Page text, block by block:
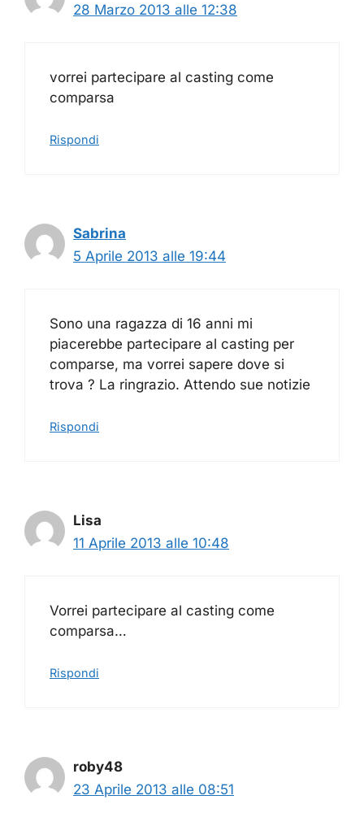
28 Marzo 2013 alle 12:38
vorrei partecipare al casting come
comparsa
Rispondi
Sabrina
5 Aprile 2013 alle 19:44
Sono una ragazza di 16 anni mi
piacerebbe partecipare al casting per
comparse, ma vorrei sapere dove si
trova ? La ringrazio. Attendo sue notizie
Rispondi
Lisa
11 Aprile 2013 alle 10:48
Vorrei partecipare al casting come
comparsa…
Rispondi
roby48
23 Aprile 2013 alle 08:51